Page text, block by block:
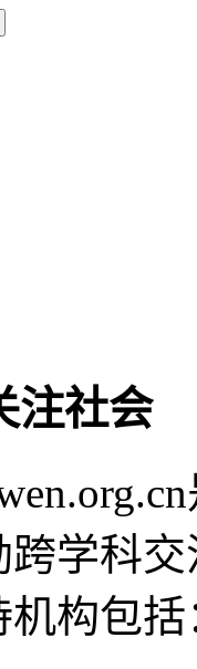
注社会
学科
构包